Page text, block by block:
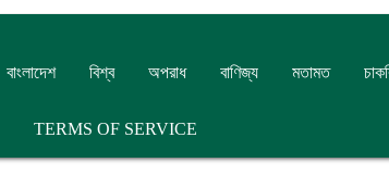
বাংলাদেশ বিশ্ব অপরাধ বাণিজ্য মতামত
TERMS OF SERVICE